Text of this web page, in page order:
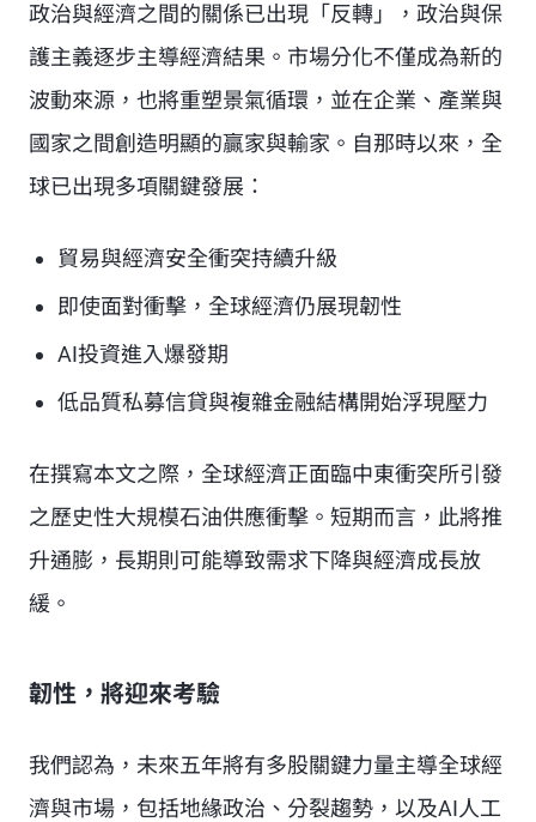
政治與經濟之間的關係已出現「反轉」，政治與保
護主義逐步主導經濟結果。市場分化不僅成為新的
波動來源，也將重塑景氣循環，並在企業、產業與
國家之間創造明顯的贏家與輸家。自那時以來，全
球已出現多項關鍵發展：
貿易與經濟安全衝突持續升級
即使面對衝擊，全球經濟仍展現韌性
AI投資進入爆發期
低品質私募信貸與複雜金融結構開始浮現壓力
在撰寫本文之際，全球經濟正面臨中東衝突所引發
之歷史性大規模石油供應衝擊。短期而言，此將推
升通膨，長期則可能導致需求下降與經濟成長放
緩。
韌性，將迎來考驗
我們認為，未來五年將有多股關鍵力量主導全球經
濟與市場，包括地緣政治、分裂趨勢，以及AI人工